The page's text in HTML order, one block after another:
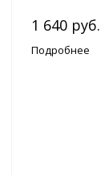
1 640 руб.
Подробнее